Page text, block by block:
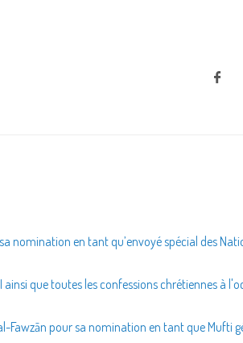
nomination en tant qu’envoyé spécial des
que toutes les confessions chrétiennes à
Fawzān pour sa nomination en tant que Mufti